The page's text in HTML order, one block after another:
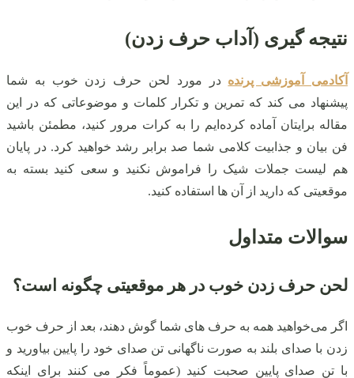
نتیجه گیری (آداب حرف زدن)
آکادمی آموزشی پرنده در مورد لحن حرف زدن خوب به شما
پیشنهاد می کند که تمرین و تکرار کلمات و موضوعاتی که در این
مقاله برایتان آماده کرده‌ایم را به‌ کرات مرور کنید، مطمئن باشید
فن بیان و جذابیت کلامی شما صد برابر رشد خواهید کرد. در پایان
هم لیست جملات شیک را فراموش نکنید و سعی کنید بسته به
موقعیتی که دارید از آن ها استفاده کنید.
سوالات متداول
لحن حرف زدن خوب در هر موقعیتی چگونه است؟
اگر می‌خواهید همه به حرف‌ های شما گوش دهند، بعد از حرف خوب
زدن با صدای بلند به‌ صورت ناگهانی تن صدای خود را پایین بیاورید و
با تن صدای پایین صحبت کنید (عموماً فکر می‌ کنند برای اینکه